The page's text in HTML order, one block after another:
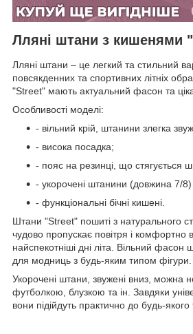
Лляні штани з кишенями
Лляні штани – це легкий та стильний
повсякденних та спортивних літніх
"Street" мають актуальний фасон та
Особливості моделі:
- вільний крій, штанини злегка
- висока посадка;
- пояс на резинці, що стягується
- укорочені штанини (довжина 7/8)
- функціональні бічні кишені.
Штани "Street" пошиті з натурального
чудово пропускає повітря і комфортно
найспекотніші дні літа. Вільний фасон
для модниць з будь-яким типом фігури.
Укорочені штани, звужені вниз, можна
футболкою, блузкою та ін. Завдяки
вони підійдуть практично до будь-якого